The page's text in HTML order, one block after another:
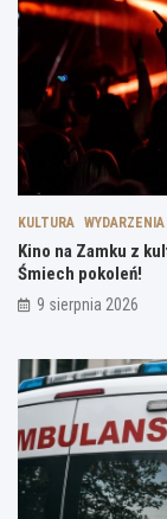
KULTURA WYDARZENIA
Kino na Zamku z
Śmiech pokoleń!
9 sierpnia 2026